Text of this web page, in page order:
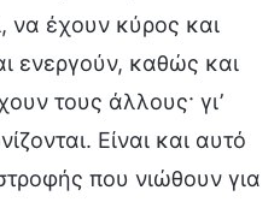
να έχουν κύρος και
ενεργούν, καθώς και
τους άλλους· γι’
Είναι και αυτό
που νιώθουν για